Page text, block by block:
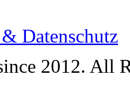
Datenschutz
2012. All